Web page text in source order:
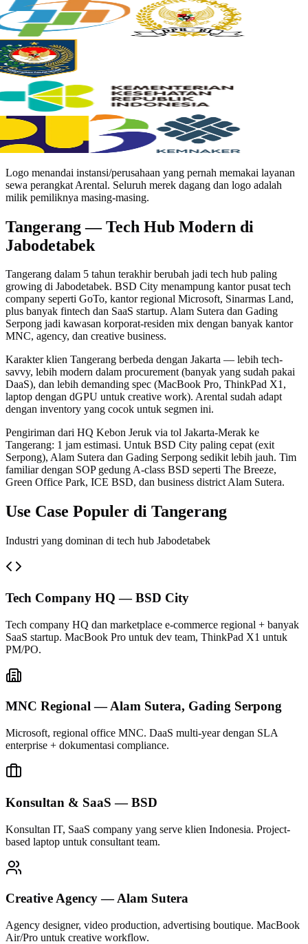
Logo menandai instansi/perusahaan yang pernah memakai layanan
sewa perangkat Arental. Seluruh merek dagang dan logo adalah
milik pemiliknya masing-masing.
Tangerang — Tech Hub Modern di
Jabodetabek
Tangerang dalam 5 tahun terakhir berubah jadi tech hub paling
growing di Jabodetabek. BSD City menampung kantor pusat tech
company seperti GoTo, kantor regional Microsoft, Sinarmas Land,
plus banyak fintech dan SaaS startup. Alam Sutera dan Gading
Serpong jadi kawasan korporat-residen mix dengan banyak kantor
MNC, agency, dan creative business.
Karakter klien Tangerang berbeda dengan Jakarta — lebih tech-
savvy, lebih modern dalam procurement (banyak yang sudah pakai
DaaS), dan lebih demanding spec (MacBook Pro, ThinkPad X1,
laptop dengan dGPU untuk creative work). Arental sudah adapt
dengan inventory yang cocok untuk segmen ini.
Pengiriman dari HQ Kebon Jeruk via tol Jakarta-Merak ke
Tangerang: 1 jam estimasi. Untuk BSD City paling cepat (exit
Serpong), Alam Sutera dan Gading Serpong sedikit lebih jauh. Tim
familiar dengan SOP gedung A-class BSD seperti The Breeze,
Green Office Park, ICE BSD, dan business district Alam Sutera.
Use Case Populer di Tangerang
Industri yang dominan di tech hub Jabodetabek
Tech Company HQ — BSD City
Tech company HQ dan marketplace e-commerce regional + banyak
SaaS startup. MacBook Pro untuk dev team, ThinkPad X1 untuk
PM/PO.
MNC Regional — Alam Sutera, Gading Serpong
Microsoft, regional office MNC. DaaS multi-year dengan SLA
enterprise + dokumentasi compliance.
Konsultan & SaaS — BSD
Konsultan IT, SaaS company yang serve klien Indonesia. Project-
based laptop untuk consultant team.
Creative Agency — Alam Sutera
Agency designer, video production, advertising boutique. MacBook
Air/Pro untuk creative workflow.